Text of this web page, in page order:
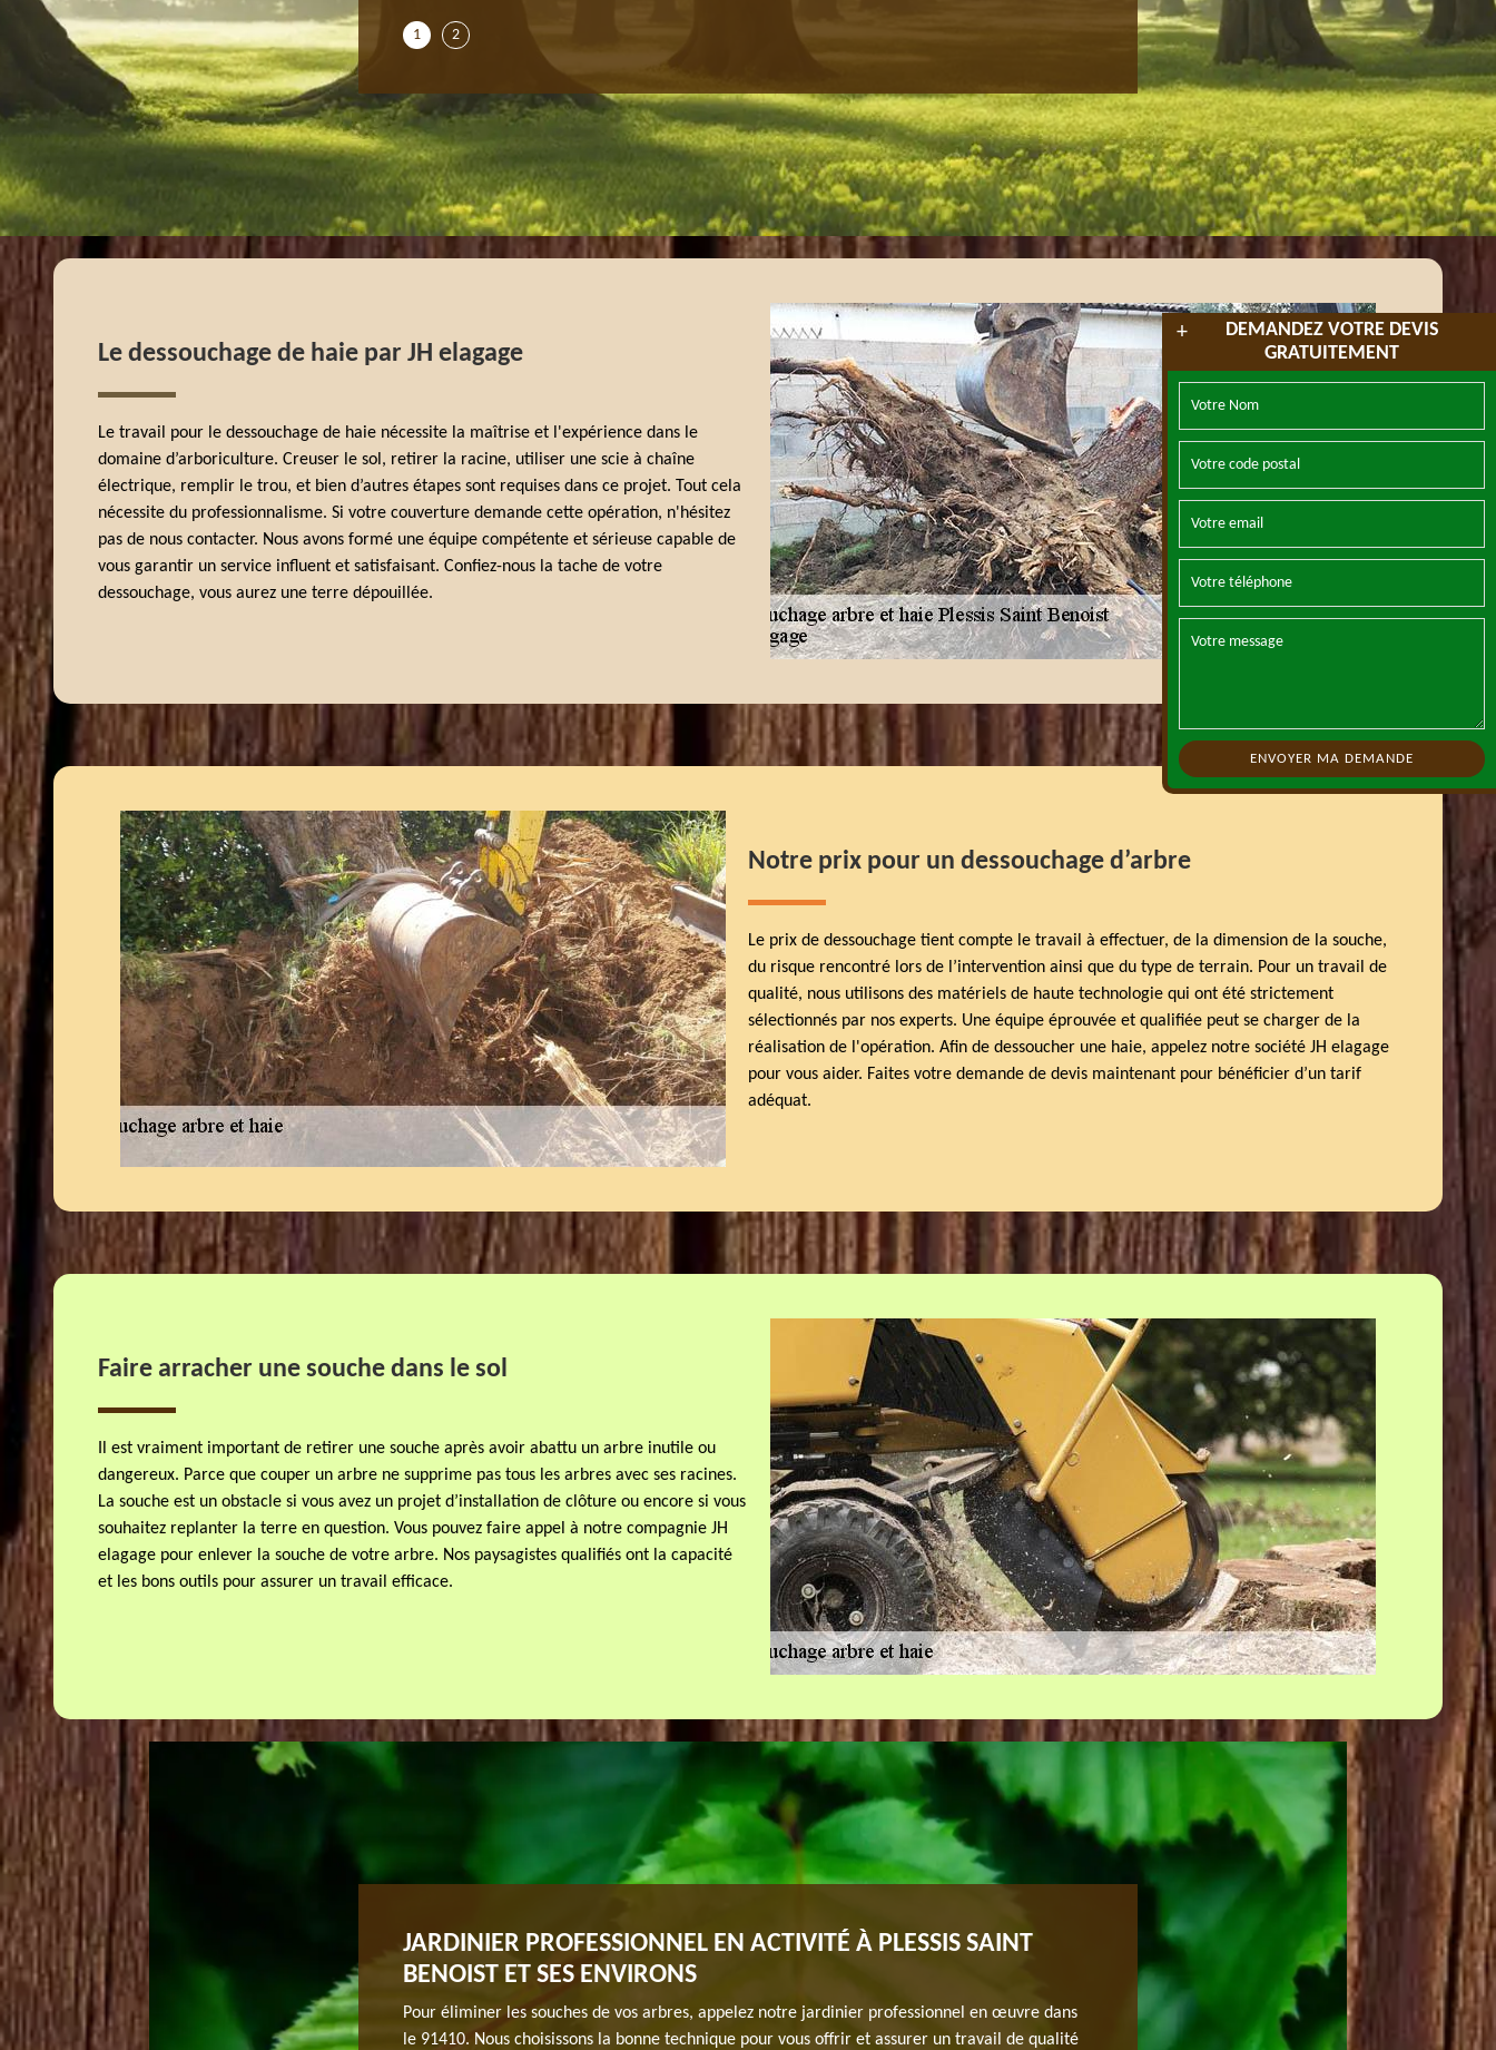
+
DEMANDEZ VOTRE DEVIS
GRATUITEMENT
1 2
Le dessouchage de haie par JH elagage
Le travail pour le dessouchage de haie nécessite la maîtrise et l'expérience dans le
domaine d’arboriculture. Creuser le sol, retirer la racine, utiliser une scie à chaîne
électrique, remplir le trou, et bien d’autres étapes sont requises dans ce projet. Tout cela
nécessite du professionnalisme. Si votre couverture demande cette opération, n'hésitez
pas de nous contacter. Nous avons formé une équipe compétente et sérieuse capable de
vous garantir un service influent et satisfaisant. Confiez-nous la tache de votre
dessouchage, vous aurez une terre dépouillée.
Notre prix pour un dessouchage d’arbre
Le prix de dessouchage tient compte le travail à effectuer, de la dimension de la souche,
du risque rencontré lors de l’intervention ainsi que du type de terrain. Pour un travail de
qualité, nous utilisons des matériels de haute technologie qui ont été strictement
sélectionnés par nos experts. Une équipe éprouvée et qualifiée peut se charger de la
réalisation de l'opération. Afin de dessoucher une haie, appelez notre société JH elagage
pour vous aider. Faites votre demande de devis maintenant pour bénéficier d’un tarif
adéquat.
Faire arracher une souche dans le sol
Il est vraiment important de retirer une souche après avoir abattu un arbre inutile ou
dangereux. Parce que couper un arbre ne supprime pas tous les arbres avec ses racines.
La souche est un obstacle si vous avez un projet d’installation de clôture ou encore si vous
souhaitez replanter la terre en question. Vous pouvez faire appel à notre compagnie JH
elagage pour enlever la souche de votre arbre. Nos paysagistes qualifiés ont la capacité
et les bons outils pour assurer un travail efficace.
LE DESSOUCHAGE ARBRE ET
travaux qui concernent le dessouchage que ce soit
nécessite de spécialiste qui a de bonne technique et
JARDINIER PROFESSIONNEL EN ACTIVITÉ À PLESSIS SAINT
BENOIST ET SES ENVIRONS
Pour éliminer les souches de vos arbres, appelez notre jardinier professionnel en œuvre dans
le 91410. Nous choisissons la bonne technique pour vous offrir et assurer un travail de qualité
EFFECTUEZ AU PROFESSIONNEL LE
HAIE À PLESSIS SAINT BENOIST
Pour tous ceux qui veulent effectuer tous les travaux
en arbre ou en haie. Sachez que ce travail nécessite